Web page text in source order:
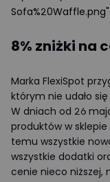
8% zniżki na
Marka FlexiSpot
którym nie udało
W dniach od 26
produktów w sklepie
temu wszystkie
wszystkie dodatki
cenie nieco niższej,